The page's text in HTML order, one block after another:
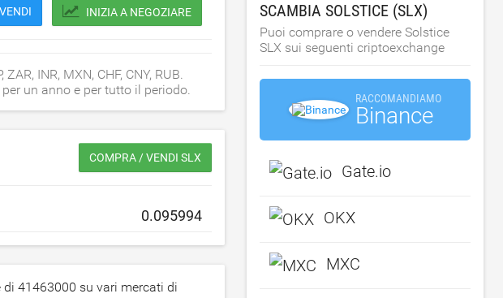
INIZIA A NEGOZIARE
INR, MXN, CHF, CNY, RUB.
un anno e per tutto il periodo.
COMPRA / VENDI SLX
di 41463000 su vari mercati di
SCAMBIA SOLSTICE (SLX)
Puoi comprare o vendere Solstice
SLX sui seguenti criptoexchange
RACCOMANDIAMO
Binance
Gate.io
OKX
MXC